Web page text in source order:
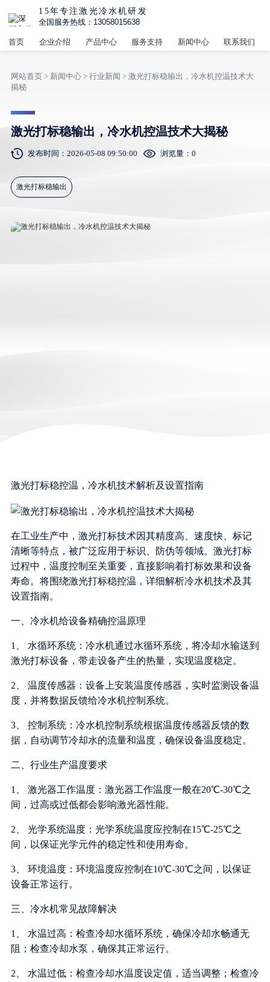
15年专注激光冷水机研发
全国服务热线：13058015638
首页 企业介绍 产品中心 服务支持 新闻中心 联系我们
网站首页> 新闻中心> 行业新闻 > 激光打标稳输出，冷水机控温技术大
揭秘
激光打标稳输出，冷水机控温技术大揭秘
发布时间：2026-05-08 09:50:00 浏览量： 0
激光打标稳输出
激光打标稳控温，冷水机技术解析及设置指南
在工业生产中，激光打标技术因其精度高、速度快、标记
清晰等特点，被广泛应用于标识、防伪等领域。激光打标
过程中，温度控制至关重要，直接影响着打标效果和设备
寿命。将围绕激光打标稳控温，详细解析冷水机技术及其
设置指南。
一、冷水机给设备精确控温原理
1、 水循环系统：冷水机通过水循环系统，将冷却水输送到
激光打标设备，带走设备产生的热量，实现温度稳定。
2、 温度传感器：设备上安装温度传感器，实时监测设备温
度，并将数据反馈给冷水机控制系统。
3、 控制系统：冷水机控制系统根据温度传感器反馈的数
据，自动调节冷却水的流量和温度，确保设备温度稳定。
二、行业生产温度要求
1、 激光器工作温度：激光器工作温度一般在20℃-30℃之
间，过高或过低都会影响激光器性能。
2、 光学系统温度：光学系统温度应控制在15℃-25℃之
间，以保证光学元件的稳定性和使用寿命。
3、 环境温度：环境温度应控制在10℃-30℃之间，以保证
设备正常运行。
三、冷水机常见故障解决
1、 水温过高：检查冷却水循环系统，确保冷却水畅通无
阻；检查冷却水泵，确保其正常运行。
2、 水温过低：检查冷却水温度设定值，适当调整；检查冷